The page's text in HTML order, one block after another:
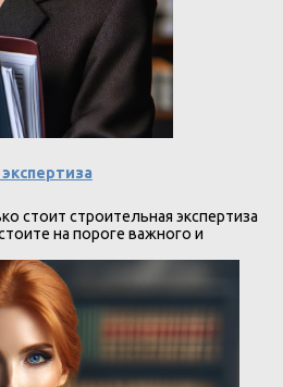
стоит строительная экспертиза
на пороге важного и